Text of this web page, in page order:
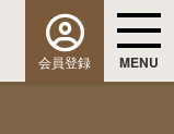
会員登録 MENU